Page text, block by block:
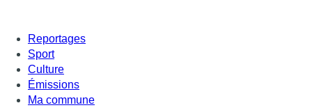
Reportages
Sport
Culture
Émissions
Ma commune